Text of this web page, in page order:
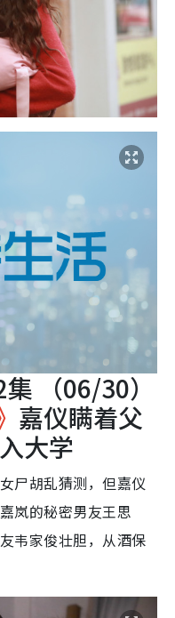
（06/30）
嘉仪瞒着父
大学
尸胡乱猜测，但嘉仪
岚的秘密男友王思
韦家俊壮胆，从酒保